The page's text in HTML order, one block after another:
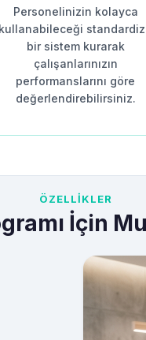
Personelinizin kolayca
kullanabileceği
bir sistem kurarak
çalışanlarınızın
performanslarını göre
değerlendirebilirsiniz.
ÖZELLİKLER
İçin